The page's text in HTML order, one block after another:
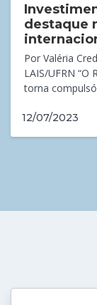
destaque
Por Valéria
LAIS/UFRN
torna
12/07/2023